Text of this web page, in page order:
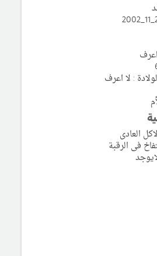
: لا اعرف
العادى
فى الرقبة